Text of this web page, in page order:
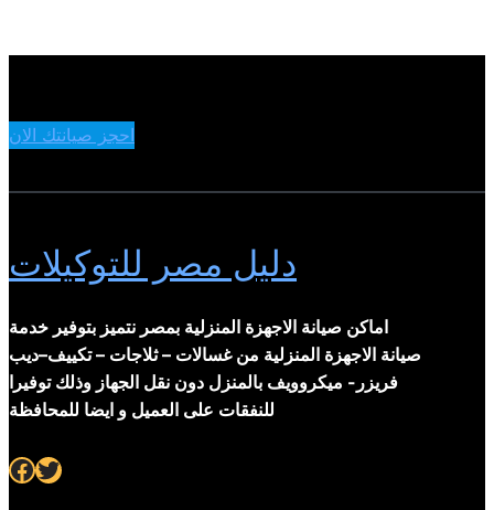
احجز صيانتك الان
دليل مصر للتوكيلات
اماكن صيانة الاجهزة المنزلية بمصر نتميز بتوفير خدمة
صيانة الاجهزة المنزلية من غسالات – ثلاجات – تكييف–ديب
فريزر- ميكروويف بالمنزل دون نقل الجهاز وذلك توفيرا
للنفقات على العميل و ايضا للمحافظة
Facebook Twitter